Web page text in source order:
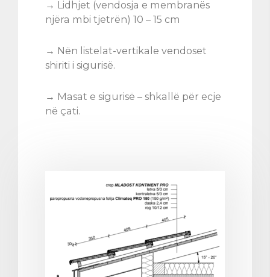
→ Lidhjet (vendosja e membranës
njëra mbi tjetrën) 10 – 15 cm
→ Nën listelat-vertikale vendoset
shiriti i sigurisë.
→ Masat e sigurisë – shkallë për ecje
në çati.